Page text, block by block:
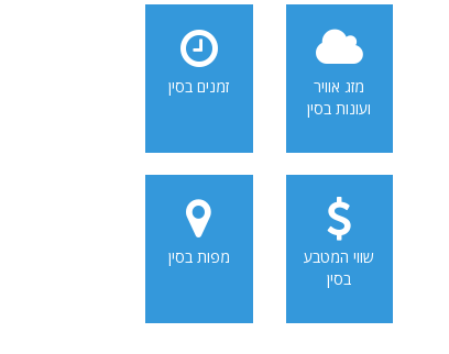
מזג אוויר
ועונות בסין
זמנים בסין
שווי המטבע
בסין
מפות בסין